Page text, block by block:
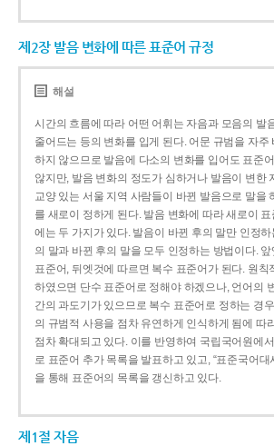
제2장 발음 변화에 따른 표준어 규정
해설
시간의 흐름에 따라 어떤 어휘는 자음과 모음의 발
줄어드는 등의 변화를 입게 된다. 어문 규범을 자주
하지 않으므로 발음에 다소의 변화를 입어도 표준
않지만, 발음 변화의 정도가 심하거나 발음이 변한
교양 있는 서울 지역 사람들이 바뀐 발음으로 말을
를 새로이 정하게 된다. 발음 변화에 따라 새로이
에는 두 가지가 있다. 발음이 바뀐 후의 말만 인정
의 말과 바뀐 후의 말을 모두 인정하는 방법이다.
표준어, 뒤엣것에 따르면 복수 표준어가 된다. 원칙
하였으면 단수 표준어로 정해야 하겠으나, 언어의
간의 과도기가 있으므로 복수 표준어로 정하는 경
의 규범적 사용을 점차 유연하게 인식하게 됨에 따
점차 확대되고 있다. 이를 반영하여 국립국어원에
로 표준어 추가 목록을 발표하고 있고, “표준국어대
을 통해 표준어의 목록을 갱신하고 있다.
제1절 자음